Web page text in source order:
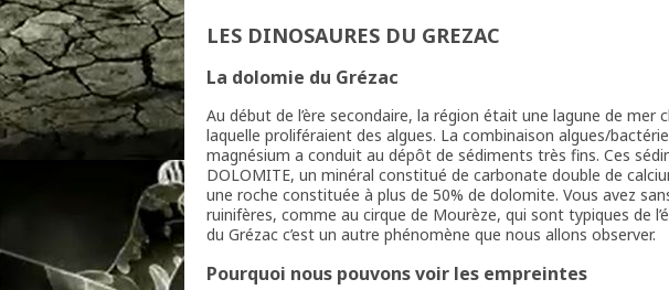
LES DINOSAURES DU GREZAC
La dolomie du Grézac
Au début de l’ère secondaire, la région était une lagune de mer
laquelle proliféraient des algues. La combinaison algues/
magnésium a conduit au dépôt de sédiments très fins. Ces
DOLOMITE, un minéral constitué de carbonate double de
une roche constituée à plus de 50% de dolomite. Vous avez
ruinifères, comme au cirque de Mourèze, qui sont typiques de
du Grézac c’est un autre phénomène que nous allons observer.
Pourquoi nous pouvons voir les empreintes